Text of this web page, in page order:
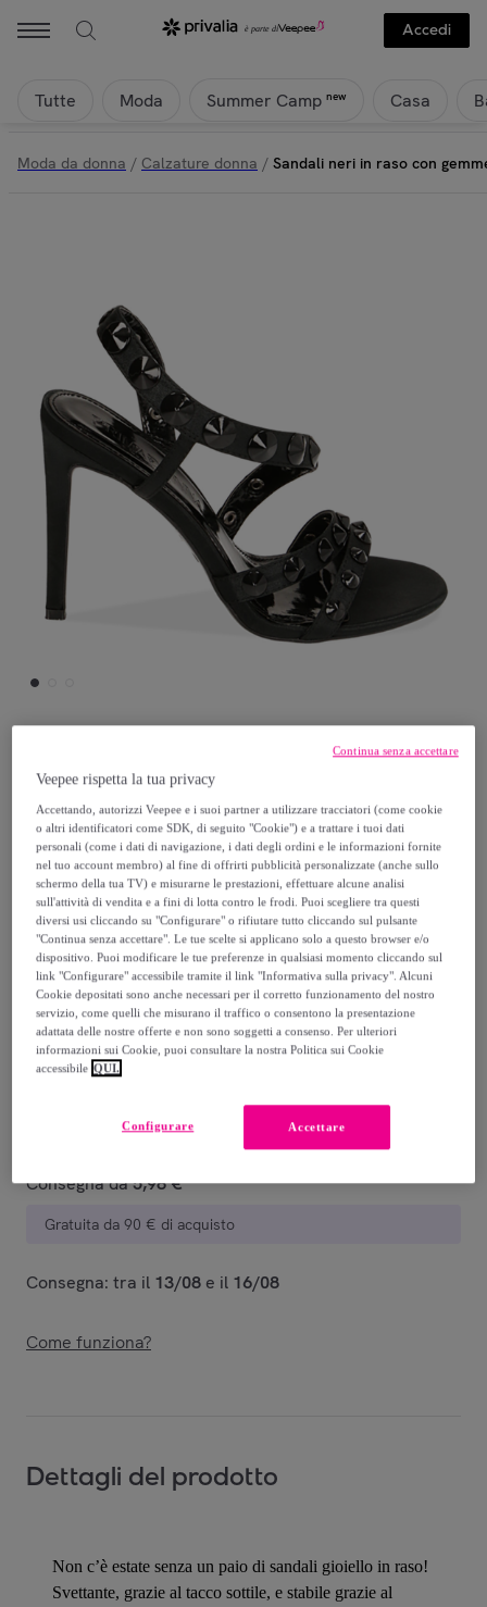
Accedi
Tutte Moda Summer Camp new Casa
Moda da donna / Calzature donna / Sandali neri in raso con
Primadonna Collection
Sandali neri in raso con gemme, tacco 10,5
cm
29,99 €
69,99 €
-57%
Venduto daPRIMADONNA COLLECTION
Consegna
Consegna da5,98 €
Gratuita da 90 € di acquisto
Consegna: tra il 13/08 e il 16/08
Come funziona?
Dettagli del prodotto
Non c’è estate senza un paio di sandali gioiello in raso!
Svettante, grazie al tacco sottile, e stabile grazie al
Veepee rispetta la tua privacy
Accettando, autorizzi Veepee e i suoi partner a utilizzare tracciatori (come cookie
o altri identificatori come SDK, di seguito "Cookie") e a trattare i tuoi dati
personali (come i dati di navigazione, i dati degli ordini e le informazioni fornite
nel tuo account membro) al fine di offrirti pubblicità personalizzate (anche sullo
schermo della tua TV) e misurarne le prestazioni, effettuare alcune analisi
sull'attività di vendita e a fini di lotta contro le frodi. Puoi scegliere tra questi
diversi usi cliccando su "Configurare" o rifiutare tutto cliccando sul pulsante
"Continua senza accettare". Le tue scelte si applicano solo a questo browser e/o
dispositivo. Puoi modificare le tue preferenze in qualsiasi momento cliccando sul
link "Configurare" accessibile tramite il link "Informativa sulla privacy". Alcuni
Cookie depositati sono anche necessari per il corretto funzionamento del nostro
servizio, come quelli che misurano il traffico o consentono la presentazione
adattata delle nostre offerte e non sono soggetti a consenso. Per ulteriori
informazioni sui Cookie, puoi consultare la nostra Politica sui Cookie
accessibile QUI.
Accettare
Configurare
Continua senza accettare